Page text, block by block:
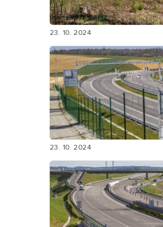
23. 10. 2024
23. 10. 2024